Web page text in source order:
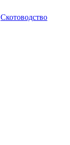
Скотоводство